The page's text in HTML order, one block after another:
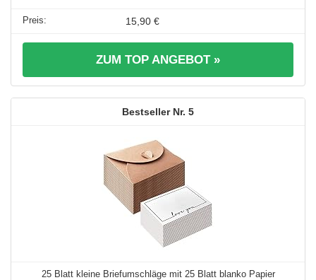
15,90 €
ZUM TOP ANGEBOT »
5
25 Blatt kleine Briefumschläge mit 25 Blatt blanko Papier